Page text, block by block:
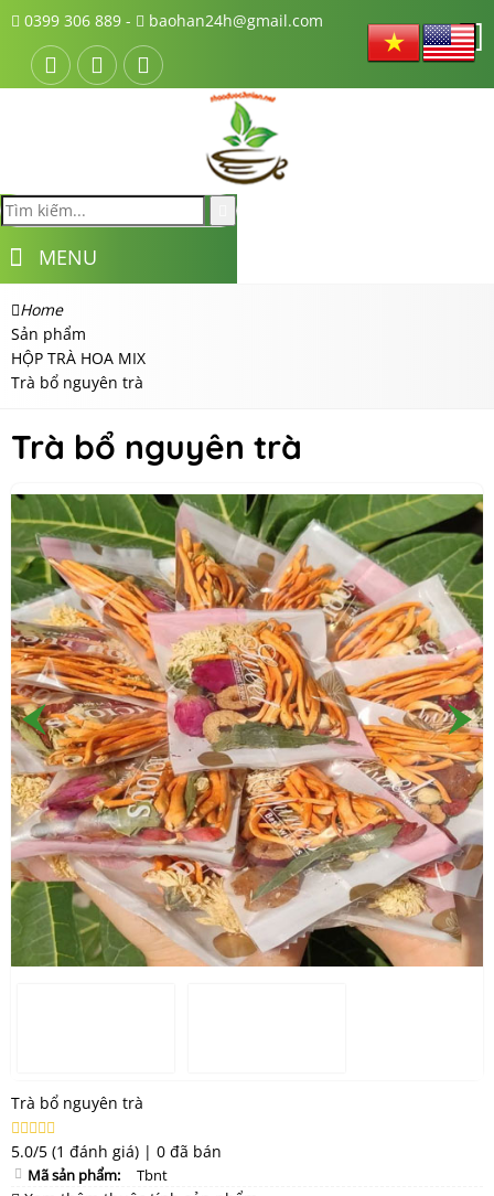
0399 306 889 - baohan24h@gmail.com
MENU
Home
Sản phẩm
HỘP TRÀ HOA MIX
Trà bổ nguyên trà
Trà bổ nguyên trà
Trà bổ nguyên trà
5.0/5 (1 đánh giá) | 0 đã bán
Mã sản phẩm: Tbnt